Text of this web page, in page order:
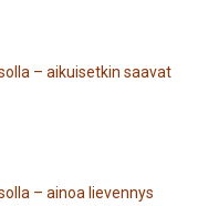
– aikuisetkin saavat
– ainoa lievennys